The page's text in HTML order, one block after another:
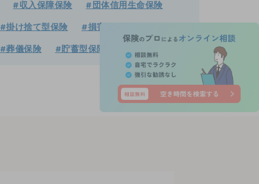
#収入保障保険 #団体信用生命保険
#掛け捨て型保険 #損害保険
#葬儀保険 #貯蓄型保険